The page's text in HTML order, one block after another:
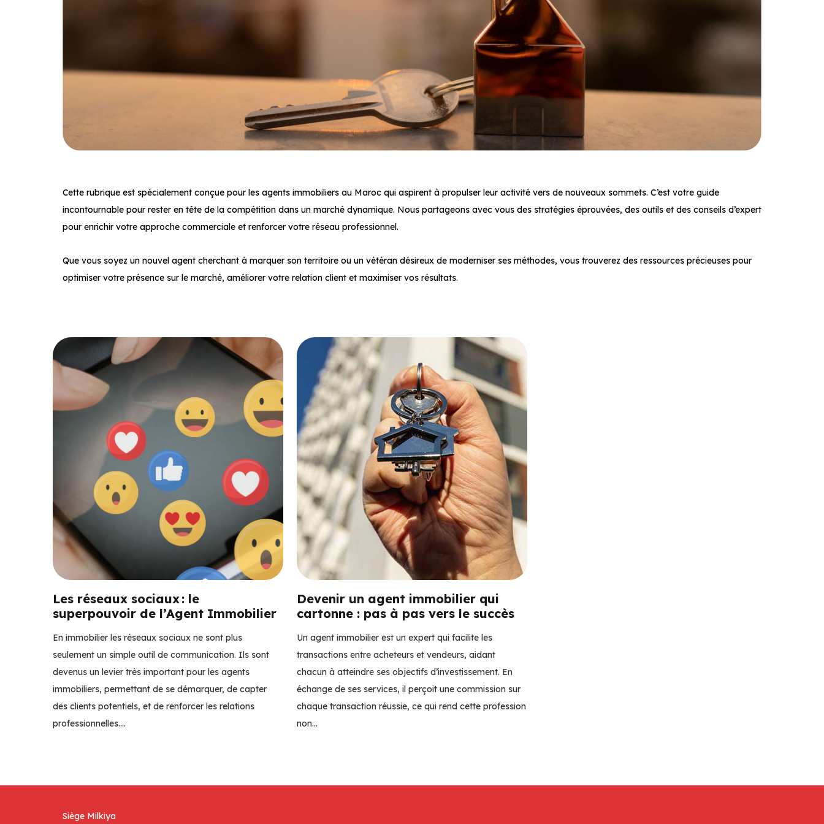
Cette rubrique est spécialement conçue pour les agents immobiliers au Maroc qui aspirent à propulser leur activité vers de nouveaux sommets. C’est votre guide
incontournable pour rester en tête de la compétition dans un marché dynamique. Nous partageons avec vous des stratégies éprouvées, des outils et des conseils d’expert
pour enrichir votre approche commerciale et renforcer votre réseau professionnel.
Que vous soyez un nouvel agent cherchant à marquer son territoire ou un vétéran désireux de moderniser ses méthodes, vous trouverez des ressources précieuses pour
optimiser votre présence sur le marché, améliorer votre relation client et maximiser vos résultats.
Les réseaux sociaux : le
superpouvoir de l’Agent Immobilier
En immobilier les réseaux sociaux ne sont plus
seulement un simple outil de communication. Ils sont
devenus un levier très important pour les agents
immobiliers, permettant de se démarquer, de capter
des clients potentiels, et de renforcer les relations
professionnelles.…
Devenir un agent immobilier qui
cartonne : pas à pas vers le succès
Un agent immobilier est un expert qui facilite les
transactions entre acheteurs et vendeurs, aidant
chacun à atteindre ses objectifs d’investissement. En
échange de ses services, il perçoit une commission sur
chaque transaction réussie, ce qui rend cette profession
non…
Siège Milkiya